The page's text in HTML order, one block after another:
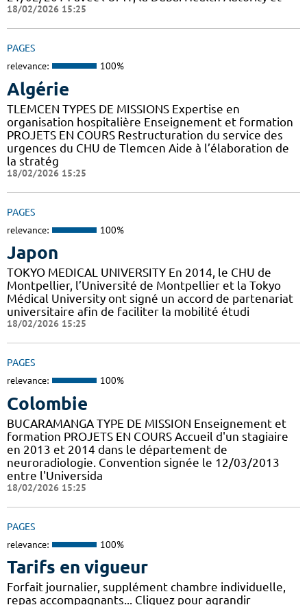
18/02/2026 15:25
PAGES
relevance: 100%
Algérie
TLEMCEN TYPES DE MISSIONS Expertise en
organisation hospitalière Enseignement et formation
PROJETS EN COURS Restructuration du service des
urgences du CHU de Tlemcen Aide à l’élaboration de
la stratég
18/02/2026 15:25
PAGES
relevance: 100%
Japon
TOKYO MEDICAL UNIVERSITY En 2014, le CHU de
Montpellier, l’Université de Montpellier et la Tokyo
Médical University ont signé un accord de partenariat
universitaire afin de faciliter la mobilité étudi
18/02/2026 15:25
PAGES
relevance: 100%
Colombie
BUCARAMANGA TYPE DE MISSION Enseignement et
formation PROJETS EN COURS Accueil d'un stagiaire
en 2013 et 2014 dans le département de
neuroradiologie. Convention signée le 12/03/2013
entre l'Universida
18/02/2026 15:25
PAGES
relevance: 100%
Tarifs en vigueur
Forfait journalier, supplément chambre individuelle,
repas accompagnants... Cliquez pour agrandir